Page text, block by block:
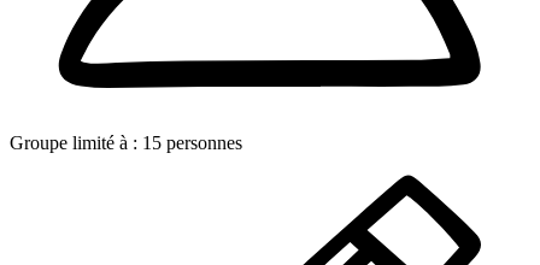
Groupe limité à : 15 personnes